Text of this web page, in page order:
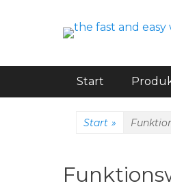
easy-
code better and faster
Weiter
Start
Start »